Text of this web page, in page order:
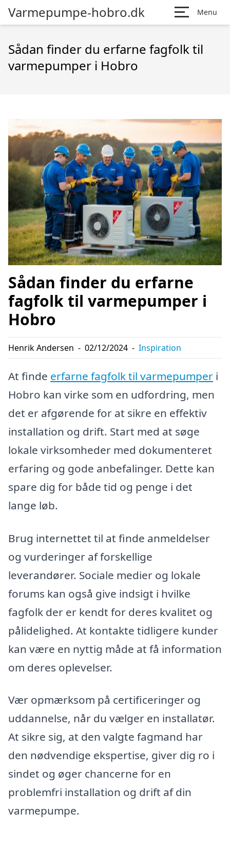
Varmepumpe-hobro.dk Menu
Sådan finder du erfarne fagfolk til
varmepumper i Hobro
Sådan finder du erfarne
fagfolk til varmepumper i
Hobro
Henrik Andersen - 02/12/2024 - Inspiration
At finde erfarne fagfolk til varmepumper i
Hobro kan virke som en udfordring, men
det er afgørende for at sikre en effektiv
installation og drift. Start med at søge
lokale virksomheder med dokumenteret
erfaring og gode anbefalinger. Dette kan
spare dig for både tid og penge i det
lange løb.
Brug internettet til at finde anmeldelser
og vurderinger af forskellige
leverandører. Sociale medier og lokale
forums kan også give indsigt i hvilke
fagfolk der er kendt for deres kvalitet og
pålidelighed. At kontakte tidligere kunder
kan være en nyttig måde at få information
om deres oplevelser.
Vær opmærksom på certificeringer og
uddannelse, når du vælger en installatør.
At sikre sig, at den valgte fagmand har
den nødvendige ekspertise, giver dig ro i
sindet og øger chancerne for en
problemfri installation og drift af din
varmepumpe.